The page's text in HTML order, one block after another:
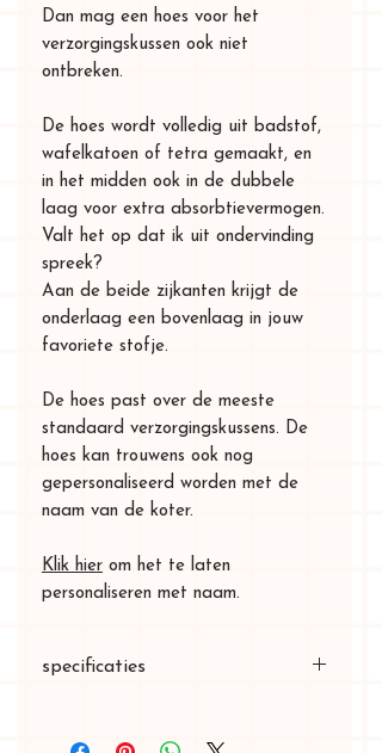
Dan mag een hoes voor het
verzorgingskussen ook niet
ontbreken.
De hoes wordt volledig uit badstof,
wafelkatoen of tetra gemaakt, en
in het midden ook in de dubbele
laag voor extra absorbtievermogen.
Valt het op dat ik uit ondervinding
spreek?
Aan de beide zijkanten krijgt de
onderlaag een bovenlaag in jouw
favoriete stofje.
De hoes past over de meeste
standaard verzorgingskussens. De
hoes kan trouwens ook nog
gepersonaliseerd worden met de
naam van de koter.
Klik hier om het te laten
personaliseren met naam.
specificaties
10cm hoog